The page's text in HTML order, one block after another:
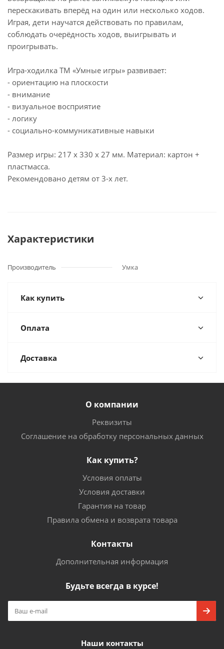
перескакивать вперёд на один или несколько ходов.
Играя, дети научатся действовать по правилам,
соблюдать очерёдность ходов, выигрывать и
проигрывать.
Игра-ходилка ТМ «Умные игры» развивает:
- ориентацию на плоскости
- внимание
- визуальное восприятие
- логику
- социально-коммуникативные навыки
Размер игры: 217 х 330 х 27 мм. Материал: картон +
пластмасса.
Рекомендовано детям от 3-х лет.
Характеристики
Производитель Умка
Как купить
Оплата
Доставка
О компании
Реквизиты
Соглашение на обработку персональных данных
Как купить?
Условия оплаты
Условия доставки
Гарантия на товар
Правила обмена и возврата товара
Контакты
Дополнительная информация
Будьте всегда в курсе!
Наши контакты